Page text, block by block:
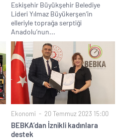
Eskişehir Büyükşehir Belediye
Lideri Yılmaz Büyükerşen’in
elleriyle toprağa serptiği
Anadolu’nun...
Ekonomi 20 Temmuz 2023 15:00
BEBKA’dan İznikli kadınlara
destek